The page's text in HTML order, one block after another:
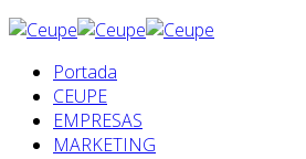
Portada
CEUPE
EMPRESAS
MARKETING